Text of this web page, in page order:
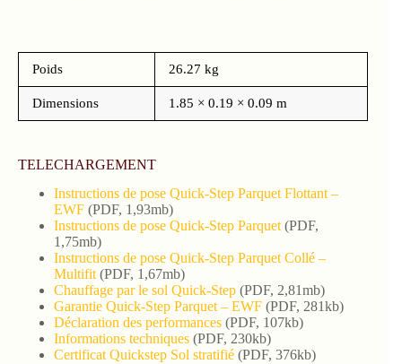
Poids 26.27 kg
Dimensions 1.85 × 0.19 × 0.09 m
TELECHARGEMENT
Instructions de pose Quick-Step Parquet Flottant –
EWF (PDF, 1,93mb)
Instructions de pose Quick-Step Parquet (PDF,
1,75mb)
Instructions de pose Quick-Step Parquet Collé –
Multifit (PDF, 1,67mb)
Chauffage par le sol Quick-Step (PDF, 2,81mb)
Garantie Quick-Step Parquet – EWF (PDF, 281kb)
Déclaration des performances (PDF, 107kb)
Informations techniques (PDF, 230kb)
Certificat Quickstep Sol stratifié (PDF, 376kb)